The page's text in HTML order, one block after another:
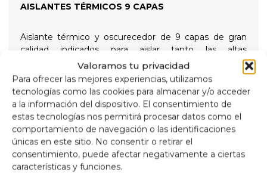
Valoramos tu privacidad
Para ofrecer las mejores experiencias, utilizamos
tecnologías como las cookies para almacenar y/o acceder
a la información del dispositivo. El consentimiento de
estas tecnologías nos permitirá procesar datos como el
comportamiento de navegación o las identificaciones
únicas en este sitio. No consentir o retirar el
consentimiento, puede afectar negativamente a ciertas
características y funciones.
AISLANTES TÉRMICOS 9 CAPAS
Aislante térmico y oscurecedor de 9 capas de gran
calidad indicados para aislar tanto las altas
temperaturas como las bajas para un mayor confort
interno y proporcionando total oscuridad para las
noches de descanso, sujetados con ventosas de rosca
de gran succión y fácil extracción para simplificar su
colocación
Composición
Aluminio de 90 micras anti rayos ultravioleta y
resistente a rayadas.